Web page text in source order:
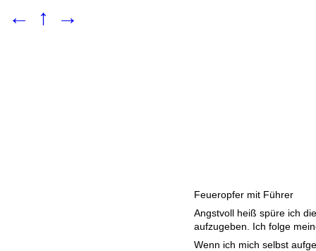
← ↑ →
Feueropfer mit Führer
Angstvoll heiß spüre ich
aufzugeben. Ich folge
Wenn ich mich selbst